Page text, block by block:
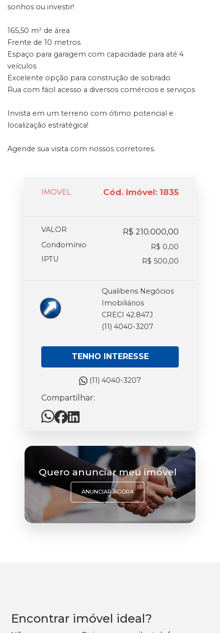
sonhos ou investir!
165,50 m² de área
Frente de 10 metros
Espaço para garagem com capacidade para até 4
veículos
Excelente opção para construção de sobrado
Rua com fácil acesso a diversos comércios e serviços
Invista em um terreno com ótimo potencial e
localização estratégica!
Agende sua visita com nossos corretores.
IMOVEL Cód. imóvel: 1835
VALOR R$ 210.000,00
Condomínio
R$ 0,00
IPTU
R$ 500,00
Qualibens Negócios
Imobiliários
CRECI 42.847J
(11) 4040-3207
TENHO INTERESSE
(11) 4040-3207
Compartilhar:
Quero anunciar meu imóvel
ANUNCIAR AGORA
Encontrar imóvel ideal?